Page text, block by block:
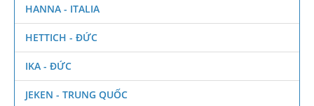
HANNA - ITALIA
HETTICH - ĐỨC
IKA - ĐỨC
JEKEN - TRUNG QUỐC